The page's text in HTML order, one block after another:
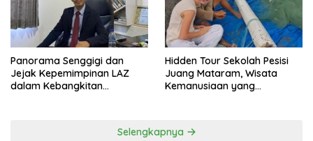
Panorama Senggigi dan
Jejak Kepemimpinan LAZ
dalam Kebangkitan
Hidden Tour Sekolah Pesisi
Juang Mataram, Wisata
Kemanusiaan yang
Selengkapnya